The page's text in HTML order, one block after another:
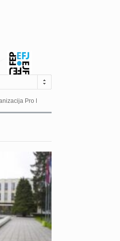
dugogodišnjoj...
Pro Educa juče je uspješno